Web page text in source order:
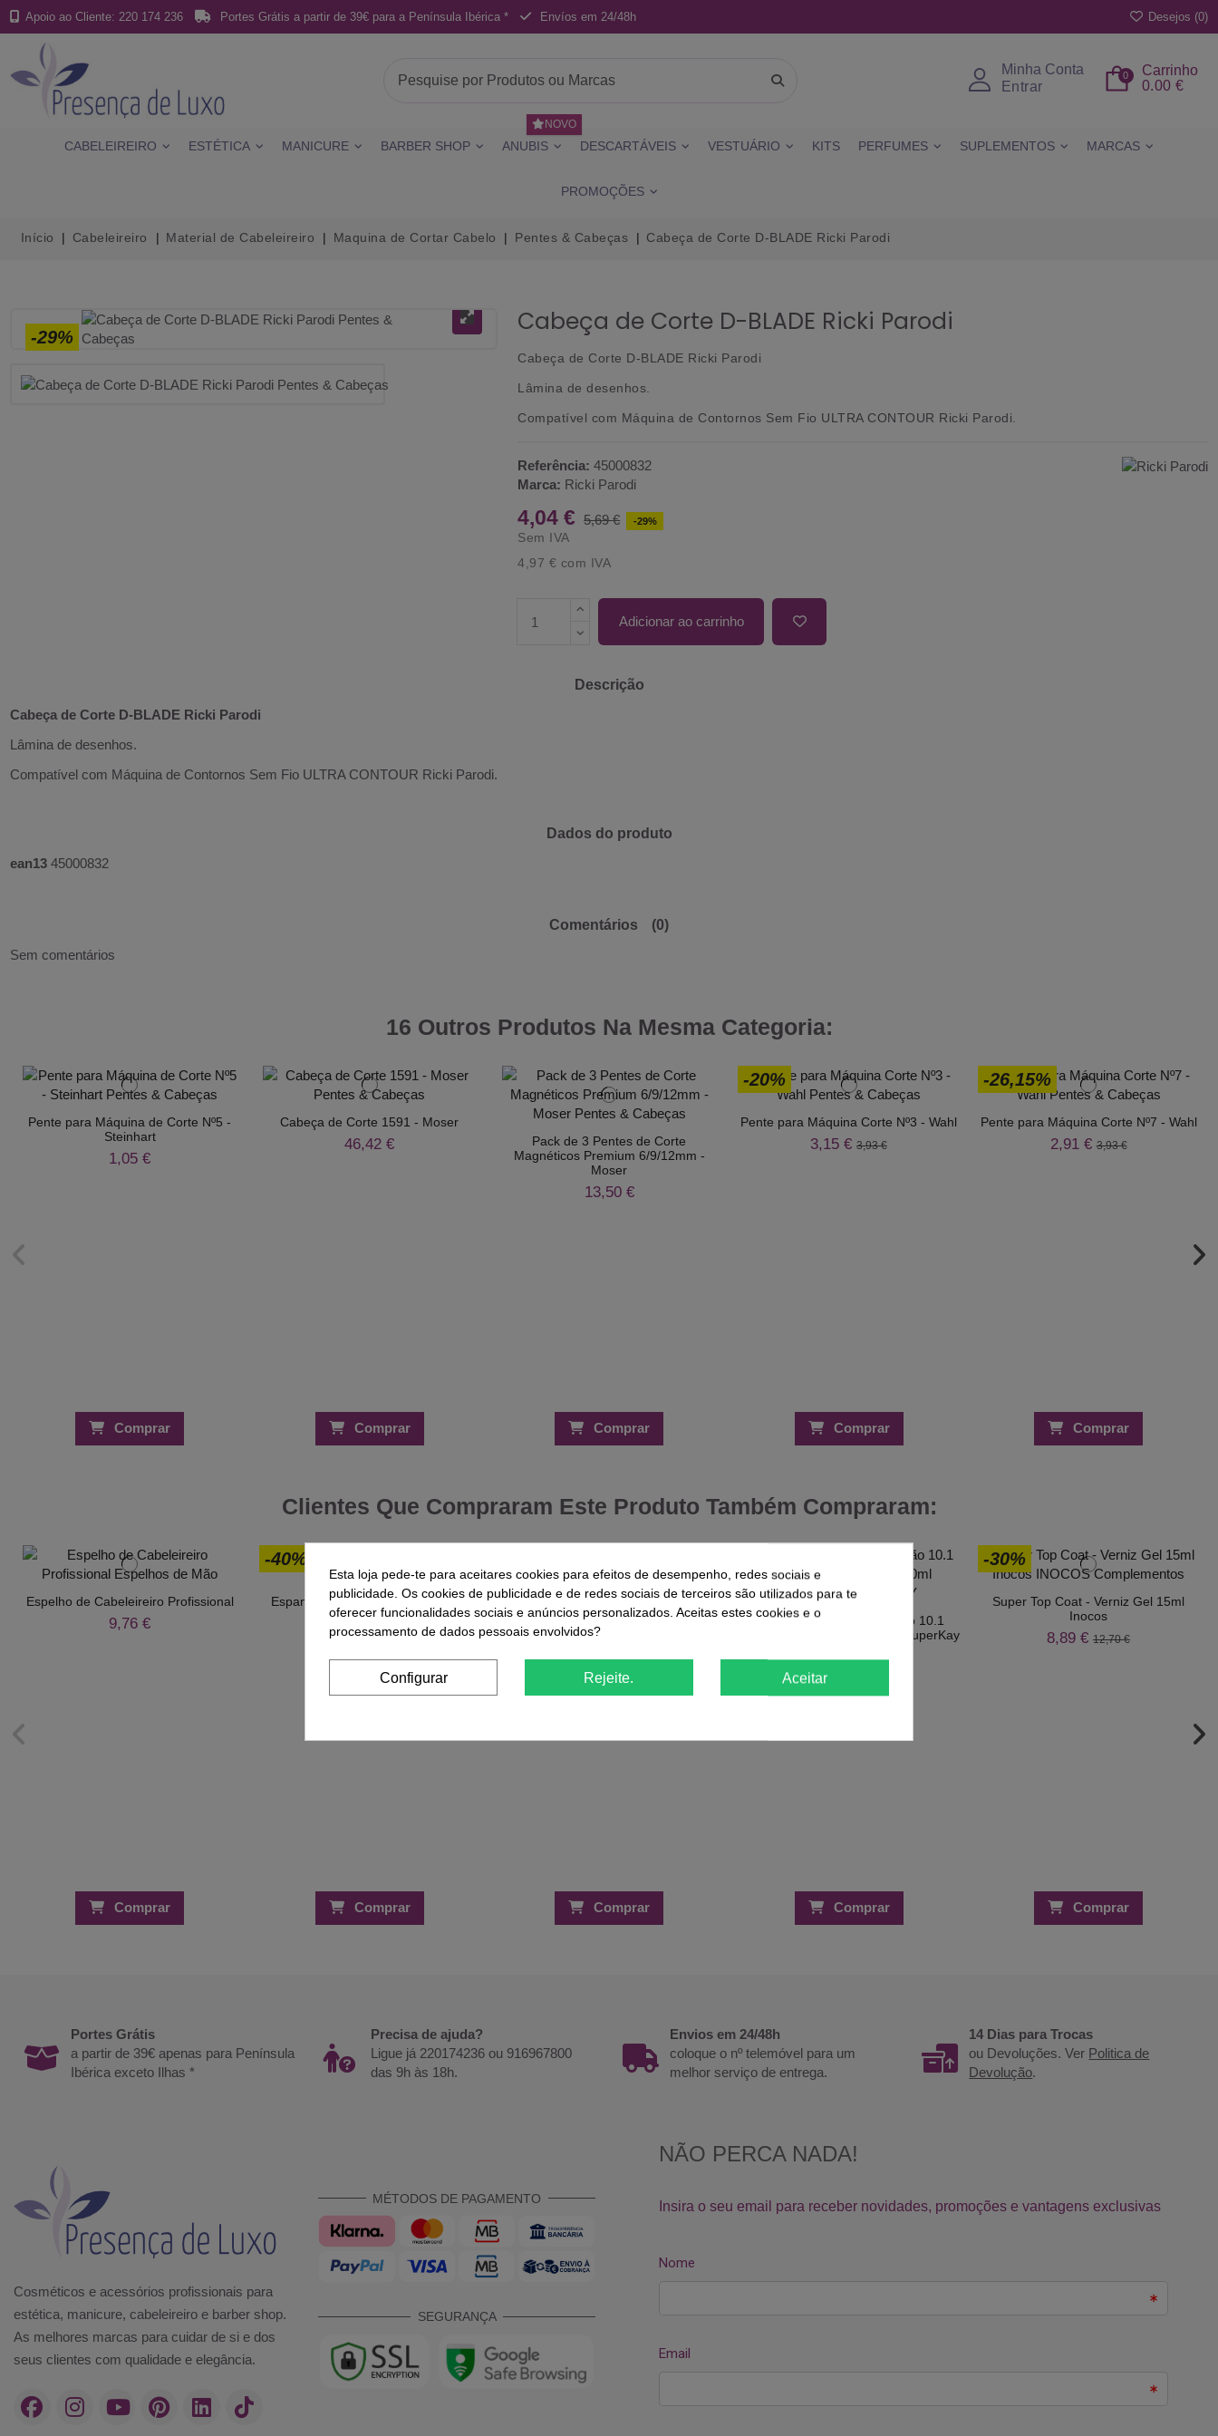
Apoio ao Cliente: 220 174 236 Portes Grátis a partir de 39€ para a Península Ibérica * Envíos em 24/48h Desejos (0)
Minha Conta
Entrar
Carrinho
0
0.00 €
CABELEIREIRO ESTÉTICA MANICURE BARBER SHOP ANUBIS
NOVO
DESCARTÁVEIS VESTUÁRIO KITS PERFUMES SUPLEMENTOS MARCAS
PROMOÇÕES
Início Cabeleireiro Material de Cabeleireiro Maquina de Cortar Cabelo Pentes & Cabeças Cabeça de Corte D-BLADE Ricki Parodi
-29% Cabeça de Corte D-BLADE Ricki Parodi
Cabeça de Corte D-BLADE Ricki Parodi
Lâmina de desenhos.
Compatível com Máquina de Contornos Sem Fio ULTRA CONTOUR Ricki Parodi
Referência: 45000832
Marca: Ricki Parodi
4,04 € 5,69 € -29%
Sem IVA
4,97 € com IVA
Adicionar ao carrinho
Descrição
Cabeça de Corte D-BLADE Ricki Parodi
Lâmina de desenhos.
Compatível com Máquina de Contornos Sem Fio ULTRA CONTOUR Ricki Parodi.
Dados do produto
ean13 45000832
Comentários
(0)
Sem comentários
16 Outros Produtos Na Mesma Categoria:
Pente para Máquina de Corte Nº5 -
Steinhart
1,05 €
Comprar
Cabeça de Corte 1591 - Moser
46,42 €
Comprar
Pack de 3 Pentes de Corte
Magnéticos Premium 6/9/12mm -
Moser
13,50 €
Comprar
-20%
Pente para Máquina Corte Nº3 - Wahl
3,15 €3,93 €
Comprar
-26,15%
Pente para Máquina Corte Nº7 - Wahl
2,91 €3,93 €
Comprar
Clientes Que Compraram Este Produto Também Compraram:
Espelho de Cabeleireiro Profissional
9,76 €
Comprar
-40%
Espanador Plástico Efeito Madeira
Comprar
Schwarzkopf Silhouette Espuma
Fixação Flexível 200ml – Flexibilidade
10,93 €11,50 €
Comprar
Tinta para cabelo Coloração 10.1
Loiro Cinza Platinado 180ml SuperKay
4,09 €5,67 €
Comprar
-30%
Super Top Coat - Verniz Gel 15ml
Inocos
8,89 € 12,70 €
Comprar
Portes Grátis
a partir de 39€ apenas para Península
Ibérica exceto Ilhas *
Precisa de ajuda?
Ligue já 220174236 ou 916967800
das 9h às 18h.
Envios em 24/48h
coloque o nº telemóvel para um
melhor serviço de entrega.
14 Dias para Trocas
ou Devoluções. Ver Politica de
Devolução.
Cosméticos e acessórios profissionais para
estética, manicure, cabeleireiro e barber shop.
As melhores marcas para cuidar de si e dos
seus clientes com qualidade e elegância.
MÉTODOS DE PAGAMENTO
SEGURANÇA
Esta loja pede-te para aceitares cookies para efeitos de desempenho, redes sociais e
publicidade. Os cookies de publicidade e de redes sociais de terceiros são utilizados para te
oferecer funcionalidades sociais e anúncios personalizados. Aceitas estes cookies e o
processamento de dados pessoais envolvidos?
Configurar Rejeite. Aceitar